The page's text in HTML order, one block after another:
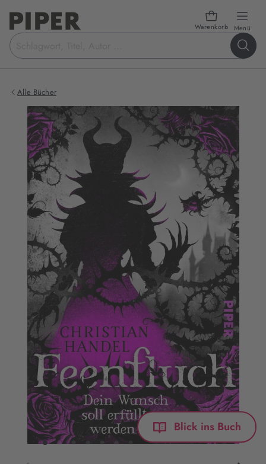
Warenkorb Menü
Suchbegriff
eingeben
Alle Bücher
Blick ins Buch
Produktbilder
zum
Buch